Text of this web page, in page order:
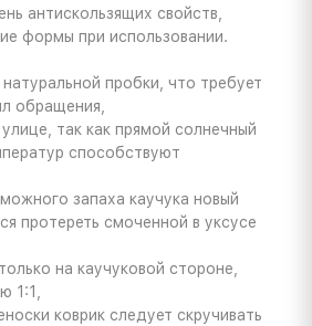
антискользящих свойств,
формы при использовании.
пробки, что требует
обращения,
так как прямой солнечный
способствуют
запаха каучука новый
протереть смоченной в уксусе
на каучуковой стороне,
1:1,
коврик следует скручивать